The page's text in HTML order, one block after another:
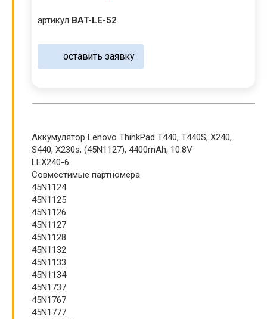
артикул BAT-LE-52
оставить заявку
Аккумулятор Lenovo ThinkPad T440, T440S, X240,
S440, X230s, (45N1127), 4400mAh, 10.8V
LEX240-6
Совместимые партномера
45N1124
45N1125
45N1126
45N1127
45N1128
45N1132
45N1133
45N1134
45N1737
45N1767
45N1777